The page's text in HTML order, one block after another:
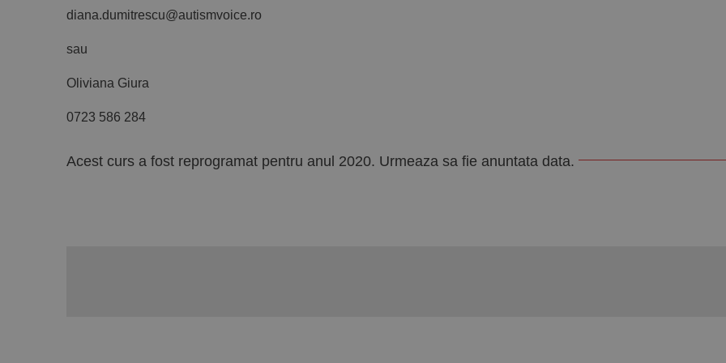
diana.dumitrescu@autismvoice.ro
sau
Oliviana Giura
0723 586 284
Acest curs a fost reprogramat pentru anul 2020. Urmeaza sa fie anuntata data.